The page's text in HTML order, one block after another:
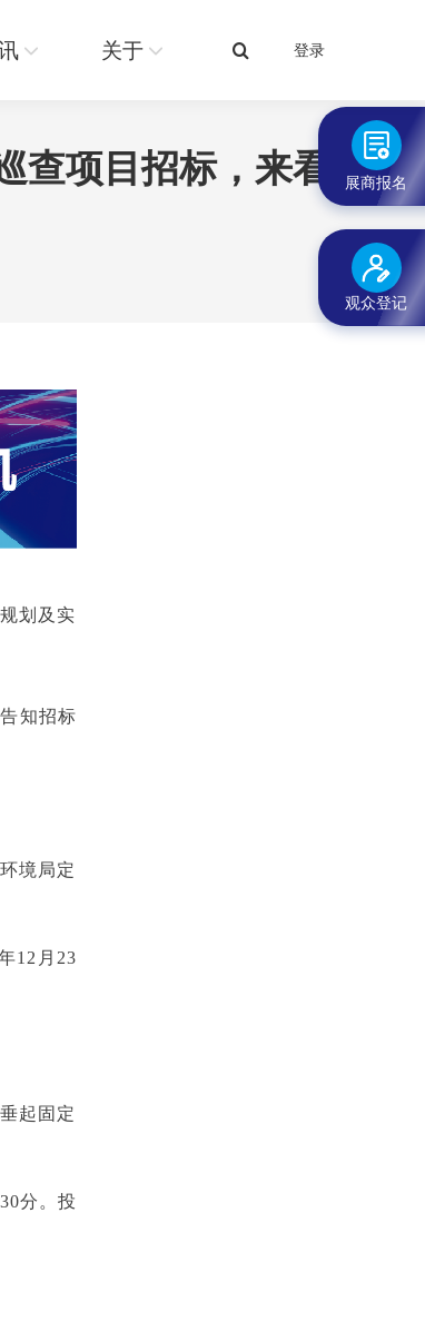
关于
搜
登录
查项目招标，来看
划及实
知招标
境局定
12月23
起固定
分。投
展商报名
观众登记
关于
搜